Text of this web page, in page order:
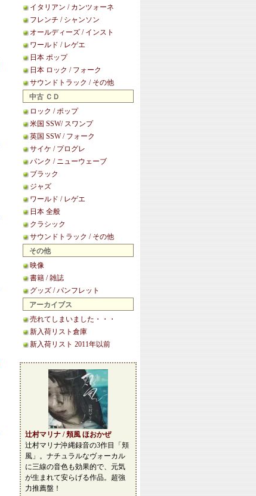
イタリアン / カンツォーネ
フレンチ / シャンソン
オールディーズ / インスト
ワールド / レゲエ
日本 ポップ
日本 ロック / フォーク
サウンドトラック / その他
中古 ＣＤ
ロック / ポップ
米国 SSW/ スワンプ
英国 SSW / フォーク
サイケ / プログレ
パンク / ニューウェーブ
ブラック
ジャズ
ワールド / レゲエ
日本 全般
クラシック
サウンドトラック / その他
その他
映像
書籍 / 雑誌
グッズ / パンフレット
アーカイブス
売れてしまいました・・・
新入荷リスト倉庫
新入荷リスト 2011年以前
辻村マリナ / 頬風 ほおかぜ
辻村マリナ沖縄録音の3作目「頬
風」。ナチュラルなヴォーカル
に三線の音色も効果的で、元気
が生まれて安らげる作品。超強
力推薦盤！